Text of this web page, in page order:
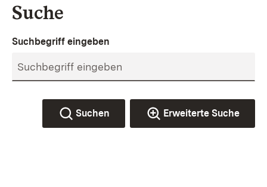
Suche
Suchbegriff eingeben
Suchen Erweiterte Suche